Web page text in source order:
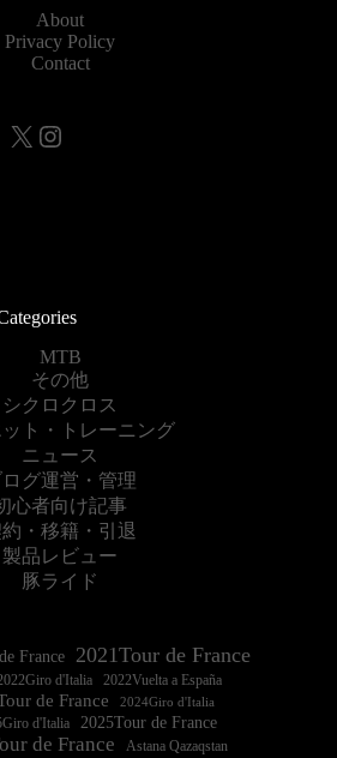
About
Privacy Policy
Contact
X Instagram
MTB
その他
シクロクロス
ト・トレーニング
ニュース
グ運営・管理
心者向け記事
・移籍・引退
製品レビュー
豚ライド
France 2021Tour de France
2022Vuelta a España
de France
d'Italia 2025Tour de France
de France Astana Qazaqstan